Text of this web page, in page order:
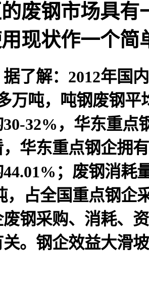
废钢市场具有
现状作一个简
了解：2012年国
万吨，吨钢废钢
32%，华东重点
华东重点钢企拥
；废钢消耗
，占全国重点钢企
钢采购、消耗、
。钢企效益大滑